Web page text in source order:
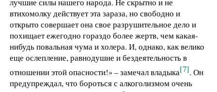
лучшие силы нашего народа. Не скрытно и не
втихомолку действует эта зараза, но свободно и
открыто совершает она свое разрушительное дело и
похищает ежегодно гораздо более жертв, чем какая-
нибудь повальная чума и холера. И, однако, как велико
еще ослепление, равнодушие и бездеятельность в
отношении этой опасности!» – замечал владыка[7]. Он
предупреждал, что бороться с алкоголизмом очень